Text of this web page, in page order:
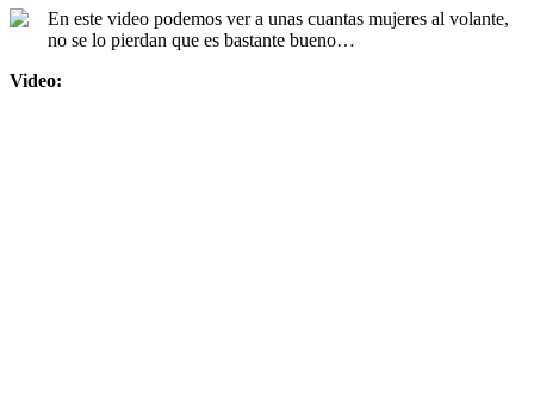
En este video podemos ver a unas cuantas mujeres al volante,
no se lo pierdan que es bastante bueno…
Video: